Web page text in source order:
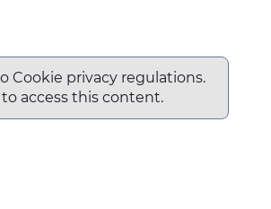
Cookie privacy regulations.
access this content.